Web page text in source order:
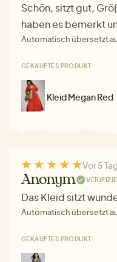
Schön, sitzt gut,
haben es bemerkt
Automatisch übersetzt
GEKAUFTES PRODUKT
Kleid Megan Red
Vor 5
Anonym
Das Kleid sitzt
Automatisch übersetzt
GEKAUFTES PRODUKT